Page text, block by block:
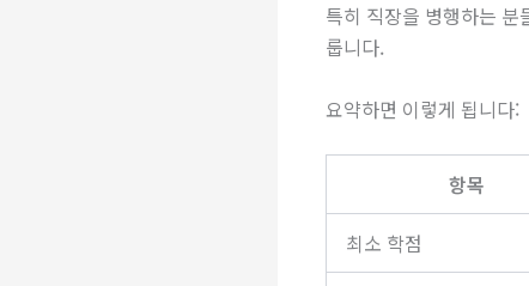
특히 직장을 병행하는 분
룹니다.
요약하면 이렇게 됩니다:
항목
최소 학점